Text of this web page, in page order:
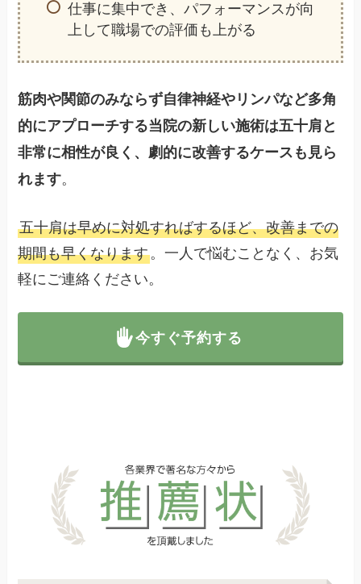
仕事に集中でき、パフォーマンスが向
上して職場での評価も上がる
筋肉や関節のみならず自律神経やリンパなど多角
的にアプローチする当院の新しい施術は五十肩と
非常に相性が良く、劇的に改善するケースも見ら
れます。
五十肩は早めに対処すればするほど、改善までの
期間も早くなります。一人で悩むことなく、お気
軽にご連絡ください。
今すぐ予約する